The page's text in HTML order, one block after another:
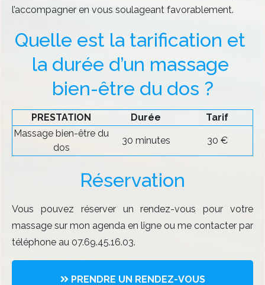
l’accompagner en vous soulageant favorablement.
Quelle est la tarification et
la durée d’un massage
bien-être du dos ?
PRESTATION Durée
Tarif
Massage bien-être du
dos
30 minutes 30 €
Réservation
Vous pouvez réserver un rendez-vous pour votre
massage sur mon agenda en ligne ou me contacter par
téléphone au 07.69.45.16.03.
PRENDRE UN RENDEZ-VOUS